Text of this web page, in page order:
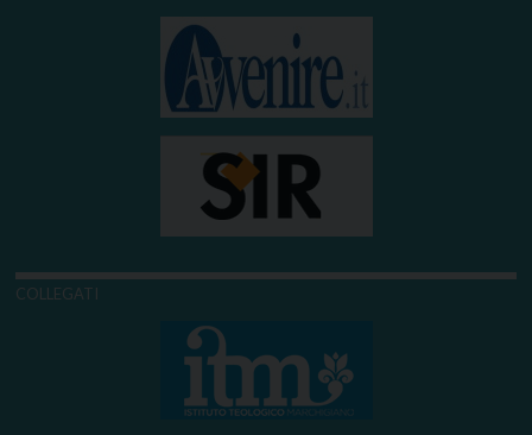
COLLEGATI